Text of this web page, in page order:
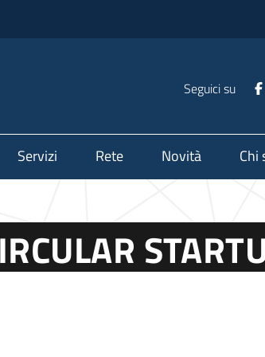
Seguici su
Servizi Rete Novità Chi